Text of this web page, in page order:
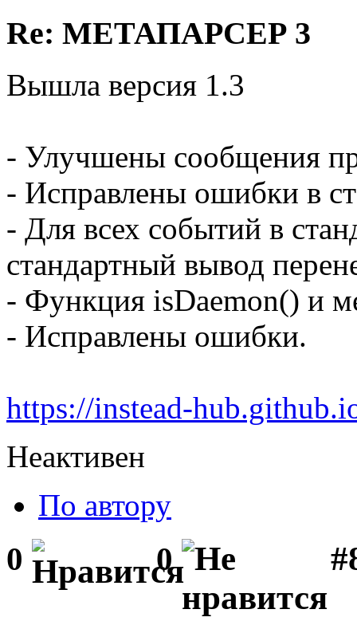
Re: МЕТАПАРСЕР 3
Вышла версия 1.3
- Улучшены сообщения
- Исправлены ошибки в
- Для всех событий в
стандартный вывод
- Функция isDaemon() и
- Исправлены ошибки.
https://instead-
Неактивен
По автору
0 0